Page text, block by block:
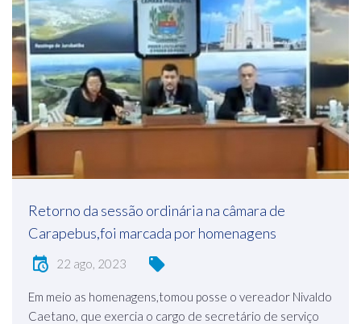
Retorno da sessão ordinária na câmara de
Carapebus,foi marcada por homenagens
22 ago, 2023
Em meio as homenagens,tomou posse o vereador Nivaldo
Caetano, que exercia o cargo de secretário de serviço